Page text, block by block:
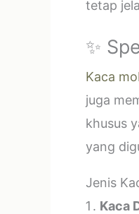
tetap
✨
Kaca
juga
khusus
yang
Jenis
Kaca